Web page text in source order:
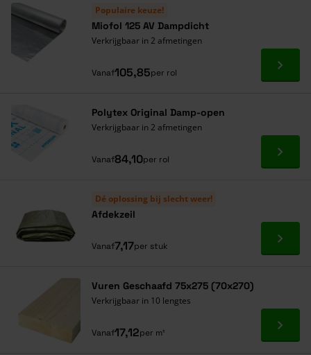
Populaire keuze!
Miofol 125 AV Dampdicht
Verkrijgbaar in 2 afmetingen
Vanaf105,85per rol Ga
Polytex Original Damp-open
Verkrijgbaar in 2 afmetingen
Vanaf84,10per rol Ga
Dé oplossing bij slecht weer!
Afdekzeil
Vanaf7,17per stuk Ga
Vuren Geschaafd 75x275 (70x270)
Verkrijgbaar in 10 lengtes
Vanaf17,12per m¹ Ga